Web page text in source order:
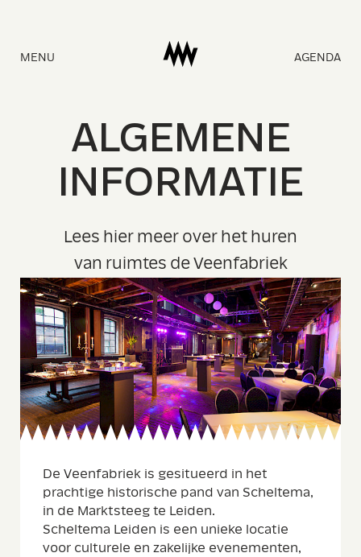
MENU
Naar
AGENDA
ALGEMENE
INFORMATIE
Lees hier meer over het huren
van ruimtes de Veenfabriek
De Veenfabriek is gesitueerd in het
prachtige historische pand van Scheltema,
in de Marktsteeg te Leiden.
Scheltema Leiden is een unieke locatie
voor culturele en zakelijke evenementen,